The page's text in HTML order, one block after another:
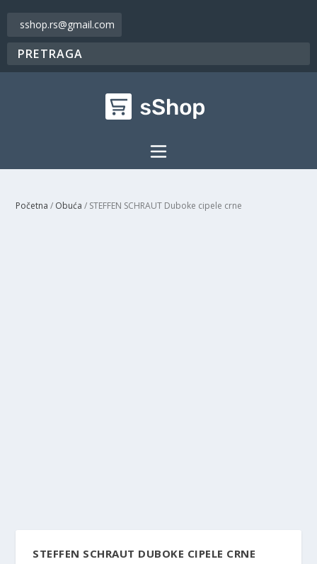
sshop.rs@gmail.com
Početna / Obuća / STEFFEN SCHRAUT Duboke cipele crne
STEFFEN SCHRAUT DUBOKE CIPELE CRNE